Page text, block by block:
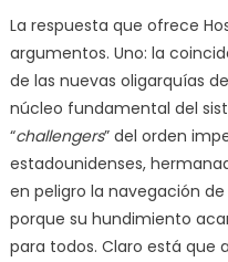
La respuesta que ofrece
argumentos. Uno: la
de las nuevas oligarquías
núcleo fundamental del
“challengers” del orden
estadounidenses,
en peligro la navegación
porque su hundimiento
para todos. Claro está que